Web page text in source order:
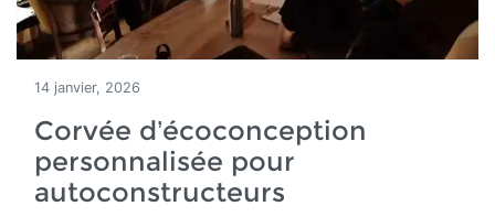
14 janvier, 2026
Corvée d’écoconception
personnalisée pour
autoconstructeurs